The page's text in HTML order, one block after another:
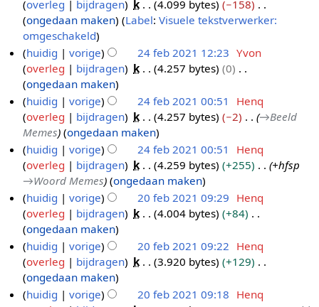
n
g
2
e
0
overleg
bijdragen k 4.099 bytes
−158
G
e
e
n
b
e
w
e
r
k
i
n
g
s
s
a
m
e
n
ongedaan maken Label:Visuele tekstverwerker:
omgeschakeld
2
1
huidig vorige 24 feb 2021 12:23 Yvon
overleg
bijdragen k 4.257 bytes
0
G
e
e
n
b
e
w
e
r
k
i
n
g
s
s
ongedaan maken
huidig
vorige 24 feb 2021 00:51
Henq
overleg
bijdragen k 4.257 bytes −2 →Beeld
Memes
ongedaan maken
huidig
vorige 24 feb 2021 00:51
Henq
overleg
bijdragen k 4.259 bytes +255
+hfsp
→Woord Memes ongedaan maken
2
huidig vorige 20 feb 2021 09:29 Henq
overleg
bijdragen k 4.004 bytes
+84
G
e
e
n
b
ongedaan maken
huidig
vorige 20 feb 2021 09:22 Henq
overleg
bijdragen k 3.920 bytes
+129
G
e
ongedaan maken
huidig
vorige 20 feb 2021 09:18 Henq